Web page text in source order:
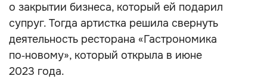
о закрытии бизнеса, который ей подарил
супруг. Тогда артистка решила свернуть
деятельность ресторана «Гастрономика
по‑новому», который открыла в июне
2023 года.